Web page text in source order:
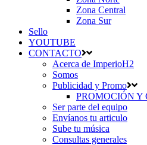
Zona Central
Zona Sur
Sello
YOUTUBE
CONTACTO
Acerca de ImperioH2
Somos
Publicidad y Promo
PROMOCIÓN Y
Ser parte del equipo
Envíanos tu articulo
Sube tu música
Consultas generales